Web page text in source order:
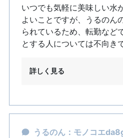
いつでも気軽に美味しい水
よいことですが、うるのん
られているため、転勤など
とする人については不向き
詳しく見る
うるのん：モノコエ